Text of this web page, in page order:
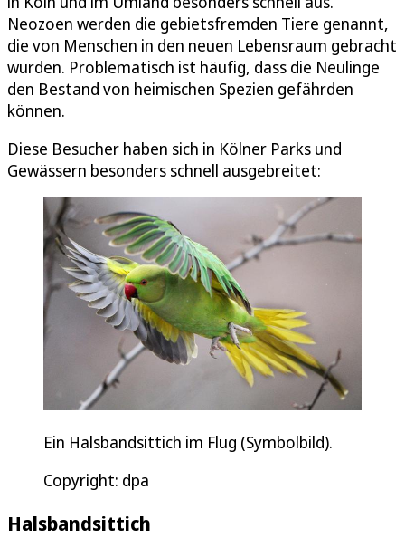
Neozoen werden die gebietsfremden Tiere genannt,
die von Menschen in den neuen Lebensraum gebracht
wurden. Problematisch ist häufig, dass die Neulinge
den Bestand von heimischen Spezien gefährden
können.
Diese Besucher haben sich in Kölner Parks und
Gewässern besonders schnell ausgebreitet:
Ein Halsbandsittich im Flug (Symbolbild).
Copyright: dpa
Halsbandsittich